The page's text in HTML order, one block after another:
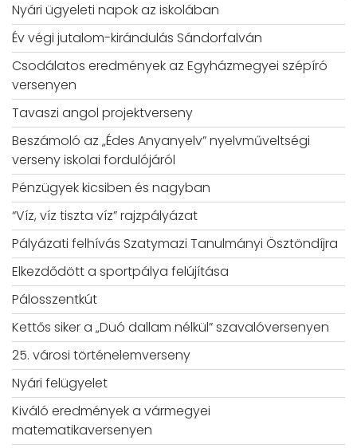
Nyári ügyeleti napok az iskolában
Év végi jutalom-kirándulás Sándorfalván
Csodálatos eredmények az Egyházmegyei szépíró
versenyen
Tavaszi angol projektverseny
Beszámoló az „Édes Anyanyelv” nyelvműveltségi
verseny iskolai fordulójáról
Pénzügyek kicsiben és nagyban
“Víz, víz tiszta víz” rajzpályázat
Pályázati felhívás Szatymazi Tanulmányi Ösztöndíjra
Elkezdődött a sportpálya felújítása
Pálosszentkút
Kettős siker a „Duó dallam nélkül” szavalóversenyen
25. városi történelemverseny
Nyári felügyelet
Kiváló eredmények a vármegyei
matematikaversenyen